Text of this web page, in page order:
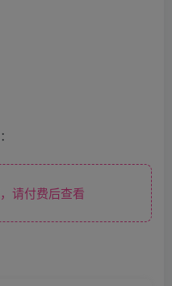
请付费后查看